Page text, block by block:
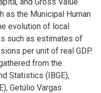
as the Municipal Human
evolution of local
such as estimates of
per unit of real GDP.
from the
Statistics (IBGE),
Getúlio Vargas